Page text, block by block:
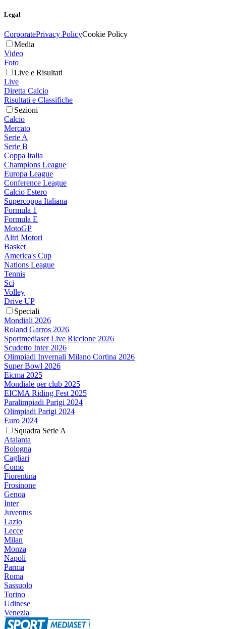
Legal
CorporatePrivacy PolicyCookie Policy
Media
Video
Foto
Live e Risultati
Live
Diretta Calcio
Risultati e Classifiche
Sezioni
Calcio
Mercato
Serie A
Serie B
Coppa Italia
Champions League
Europa League
Conference League
Calcio Estero
Supercoppa Italiana
Formula 1
Formula E
MotoGP
Altri Motori
Basket
America's Cup
Nations League
Tennis
Sci
Volley
Drive UP
Speciali
Mondiali 2026
Roland Garros 2026
Sportmediaset Live Riccione 2026
Scudetto Inter 2026
Olimpiadi Invernali Milano Cortina 2026
Super Bowl 2026
Eicma 2025
Mondiale per club 2025
EICMA Riding Fest 2025
Paralimpiadi Parigi 2024
Olimpiadi Parigi 2024
Euro 2024
Squadra Serie A
Atalanta
Bologna
Cagliari
Como
Fiorentina
Frosinone
Genoa
Inter
Juventus
Lazio
Lecce
Milan
Monza
Napoli
Parma
Roma
Sassuolo
Torino
Udinese
Venezia